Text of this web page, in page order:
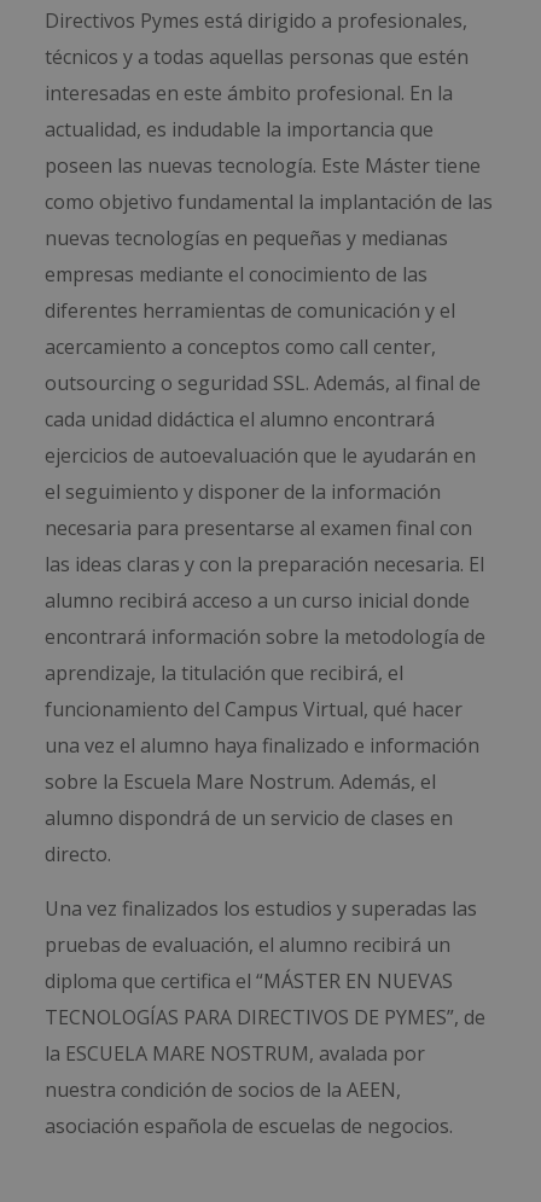
Directivos Pymes está dirigido a profesionales,
técnicos y a todas aquellas personas que estén
interesadas en este ámbito profesional. En la
actualidad, es indudable la importancia que
poseen las nuevas tecnología. Este Máster tiene
como objetivo fundamental la implantación de las
nuevas tecnologías en pequeñas y medianas
empresas mediante el conocimiento de las
diferentes herramientas de comunicación y el
acercamiento a conceptos como call center,
outsourcing o seguridad SSL. Además, al final de
cada unidad didáctica el alumno encontrará
ejercicios de autoevaluación que le ayudarán en
el seguimiento y disponer de la información
necesaria para presentarse al examen final con
las ideas claras y con la preparación necesaria. El
alumno recibirá acceso a un curso inicial donde
encontrará información sobre la metodología de
aprendizaje, la titulación que recibirá, el
funcionamiento del Campus Virtual, qué hacer
una vez el alumno haya finalizado e información
sobre la Escuela Mare Nostrum. Además, el
alumno dispondrá de un servicio de clases en
directo.
Una vez finalizados los estudios y superadas las
pruebas de evaluación, el alumno recibirá un
diploma que certifica el “MÁSTER EN NUEVAS
TECNOLOGÍAS PARA DIRECTIVOS DE PYMES”, de
la ESCUELA MARE NOSTRUM, avalada por
nuestra condición de socios de la AEEN,
asociación española de escuelas de negocios.